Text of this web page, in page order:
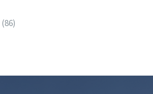
(86)